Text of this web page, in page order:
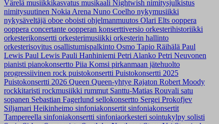
Värelä musiikkikasvatus musikaali Nightwish nimitysjulkistus
nimitysuutinen Nokia Arena Nuno Coelho nykymusiikki
nykysäveltäjä oboe oboisti ohjelmanmuutos Olari Elts ooppera
ooppera concertante oopperan konserttiversio orkesterihistoriikki
orkesterikonsertti orkesterimusiikki orkesterin hallinto
orkesterisovitus osallistumispalkinto Osmo Tapio Räihälä Paul
Lewis Paul Lewis Pauli Hanhiniemi Petri Alanko Petri Neuvonen
pianisti pianokonsertto Piia Komsi pirkanmaan jätehuolto
progressiivinen rock puistokonsertti Puistokonsertti 2025
Puistokonsertti 2026 Queen Queen-yhtye Rajaton Robert Moody
rockkitaristi rockmusiikki rummut Santtu-Matias Rouvali satu
sopanen Sebastian Fagerlund sellokonsertto Sergei Prokofjev
Siljamari Heikinheimo sinfoniakonsertit sinfoniakonsertit
Tampereella sinfoniakonsertti sinfoniaorkesteri sointukylpy solisti